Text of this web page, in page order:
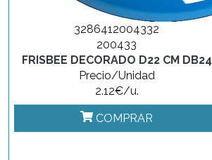
3286412004332
200433
FRISBEE DECORADO D22 CM DB24
Precio/Unidad
2.12€/u.
COMPRAR